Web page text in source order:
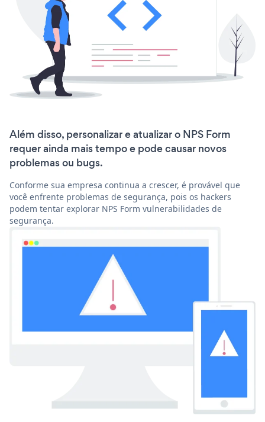
Além disso, personalizar e atualizar o NPS Form
requer ainda mais tempo e pode causar novos
problemas ou bugs.
Conforme sua empresa continua a crescer, é provável que
você enfrente problemas de segurança, pois os hackers
podem tentar explorar NPS Form vulnerabilidades de
segurança.